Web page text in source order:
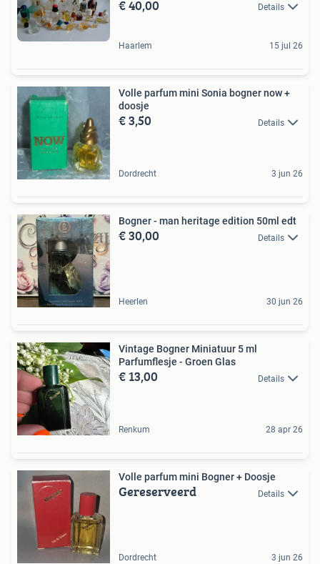
€ 40,00 Details
Haarlem 15 jul 26
Volle parfum mini Sonia bogner now +
doosje
€ 3,50 Details
Dordrecht 3 jun 26
Bogner - man heritage edition 50ml edt
€ 30,00 Details
Heerlen 30 jun 26
Vintage Bogner Miniatuur 5 ml
Parfumflesje - Groen Glas
€ 13,00 Details
Renkum 28 apr 26
Volle parfum mini Bogner + Doosje
Gereserveerd Details
Dordrecht 3 jun 26